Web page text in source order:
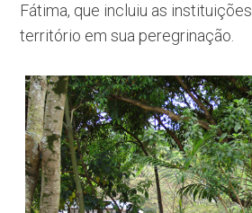
Fátima, que incluiu as
território em sua peregrinação.